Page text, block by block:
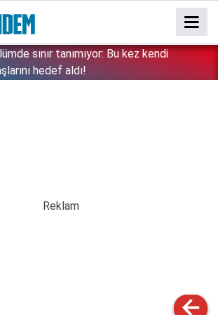
sınır tanımıyor: Bu kez kendi
hedef aldı!